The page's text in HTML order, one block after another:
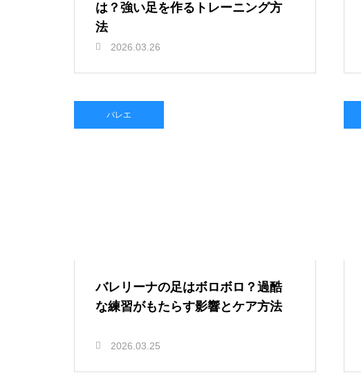
は？強い足を作るトレーニング方
法
2026.03.26
バレエ
バレリーナの足はボロボロ？過酷
な練習がもたらす影響とケア方法
2026.03.25